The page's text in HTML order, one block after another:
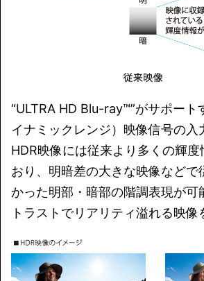
“ULTRA HD Blu-ray™”がサポート
イナミックレンジ）映像信号の入
HDR映像には従来より多くの輝
おり、明暗差の大きな映像などで
かった明部・暗部の階調表現が可
トラストでリアリティ溢れる映像